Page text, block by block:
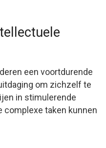
een voortdurende
om zichzelf te
in stimulerende
complexe taken kunnen